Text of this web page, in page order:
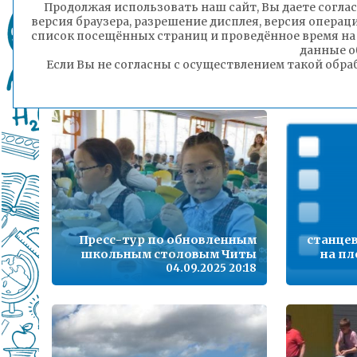
День Победы в детском саду
№66: тематические
площадки и патриотические
мероприятия
04.09.2025 20:21
всех
Пресс-тур по обновленным
школьным столовым Читы
04.09.2025 20:18
на
Продолжая использовать наш сайт, Вы даете
версия браузера, разрешение дисплея, версия
список посещённых страниц и проведённое время
данные
Если Вы не согласны с осуществлением такой